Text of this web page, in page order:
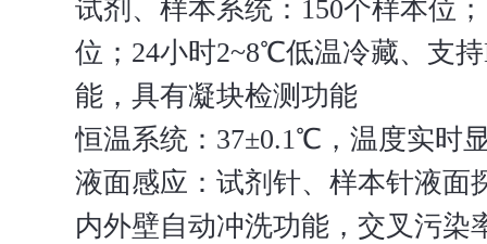
试剂、样本系统：150个样本位
位；24小时2~8℃低温冷藏、支
能，具有凝块检测功能
恒温系统：37±0.1℃，温度实时
液面感应：试剂针、样本针液面
内外壁自动冲洗功能，交叉污染